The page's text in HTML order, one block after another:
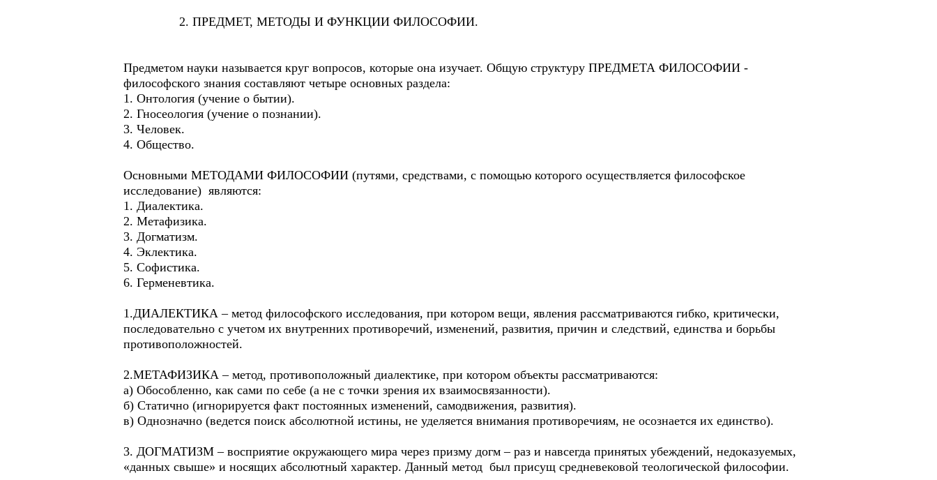
2. ПРЕДМЕТ, МЕТОДЫ И ФУНКЦИИ ФИЛОСОФИИ.
Предметом науки называется круг вопросов, которые она изучает. Общую структуру ПРЕДМЕТА ФИЛОСОФИИ -
философского знания составляют четыре основных раздела:
1. Онтология (учение о бытии).
2. Гносеология (учение о познании).
3. Человек.
4. Общество.
Основными МЕТОДАМИ ФИЛОСОФИИ (путями, средствами, с помощью которого осуществляется философское
исследование) являются:
1. Диалектика.
2. Метафизика.
3. Догматизм.
4. Эклектика.
5. Софистика.
6. Герменевтика.
1.ДИАЛЕКТИКА – метод философского исследования, при котором вещи, явления рассматриваются гибко, критически,
последовательно с учетом их внутренних противоречий, изменений, развития, причин и следствий, единства и борьбы
противоположностей.
2.МЕТАФИЗИКА – метод, противоположный диалектике, при котором объекты рассматриваются:
а) Обособленно, как сами по себе (а не с точки зрения их взаимосвязанности).
б) Статично (игнорируется факт постоянных изменений, самодвижения, развития).
в) Однозначно (ведется поиск абсолютной истины, не уделяется внимания противоречиям, не осознается их единство).
3. ДОГМАТИЗМ – восприятие окружающего мира через призму догм – раз и навсегда принятых убеждений, недоказуемых,
«данных свыше» и носящих абсолютный характер. Данный метод был присущ средневековой теологической философии.